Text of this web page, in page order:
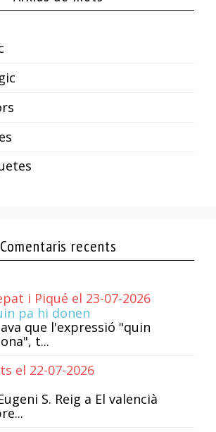
Comentaris recents
i Piqué el 23-07-2026
pa hi donen
que l'expressió "quin
t...
el 22-07-2026
S. Reig a El valencià